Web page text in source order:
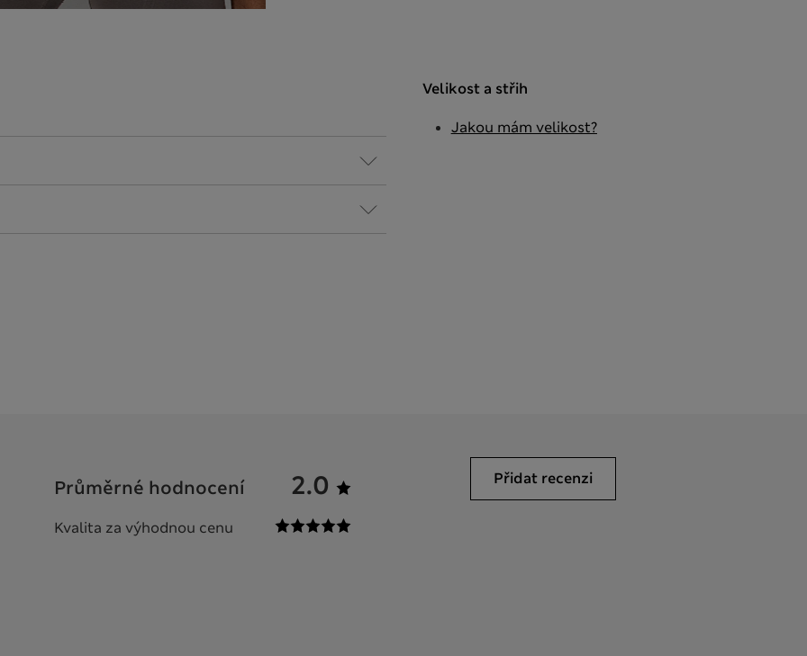
Velikost a střih
Jakou mám velikost?
Průměrné hodnocení 2.0
Kvalita za výhodnou cenu
Přidat recenzi